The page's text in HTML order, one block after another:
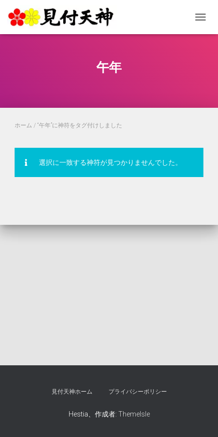
午年
ホーム / “午年”に神符をタグ付けしました
選択に一致する神符が見つかりませんでした。
見付天神ホーム プライバシーポリシー
Hestia、作成者: ThemeIsle